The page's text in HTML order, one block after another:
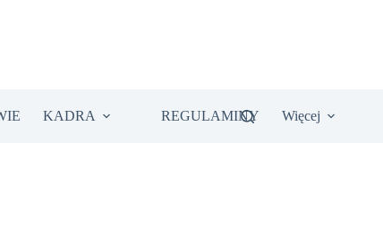
KADRA REGULAMINY Więcej